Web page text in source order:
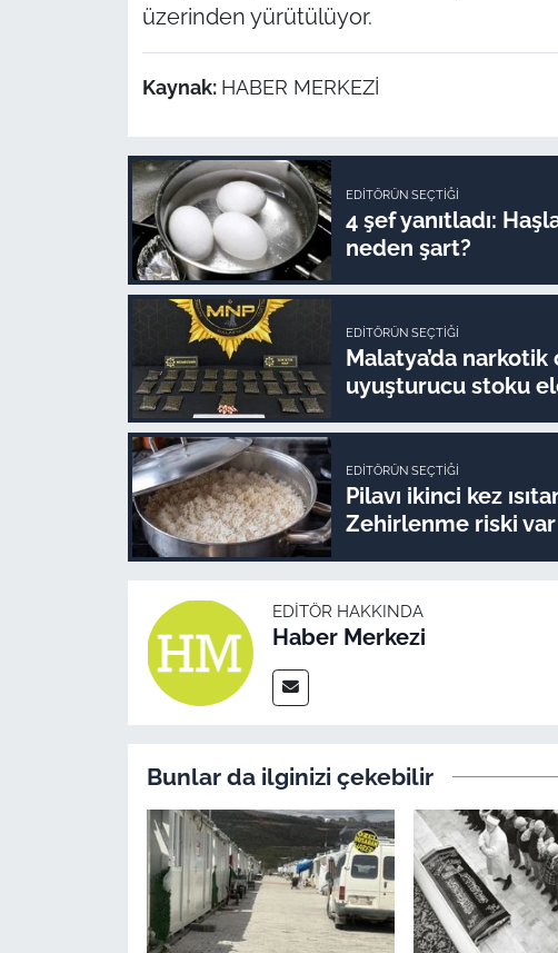
üzerinden yürütülüyor.
Kaynak: HABER MERKEZİ
EDITÖRÜN SEÇTIĞI
4 şef yanıtladı:
neden şart?
EDITÖRÜN SEÇTIĞI
Malatya’da
uyuşturucu stoku
EDITÖRÜN SEÇTIĞI
Pilavı ikinci kez
Zehirlenme riski var
EDITÖR HAKKINDA
Haber Merkezi
Bunlar da ilginizi çekebilir